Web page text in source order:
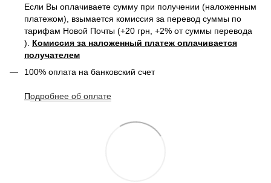
Если Вы оплачиваете сумму при получении (наложенным
платежом), взымается комиссия за перевод суммы по
тарифам Новой Почты (+20 грн, +2% от суммы перевода
). Комиссия за наложенный платеж оплачивается
получателем
100% оплата на банковский счет
Подробнее об оплате